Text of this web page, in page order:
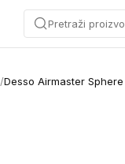
Pretraži
/Desso Airmaster Sphere